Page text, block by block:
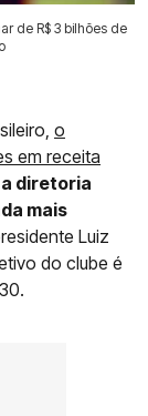
de R$ 3 bilhões de
o
em receita
a diretoria
mais
Luiz
do clube é